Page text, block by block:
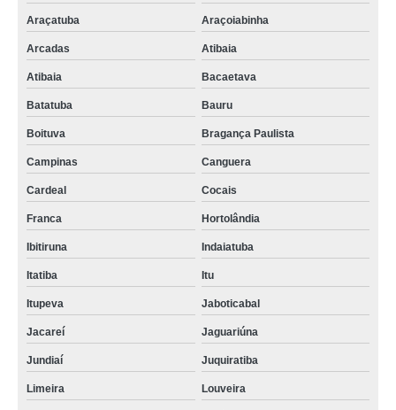
Araçatuba Araçoiabinha
Arcadas Atibaia
Atibaia Bacaetava
Batatuba Bauru
Boituva Bragança Paulista
Campinas Canguera
Cardeal Cocais
Franca Hortolândia
Ibitiruna Indaiatuba
Itatiba Itu
Itupeva Jaboticabal
Jacareí Jaguariúna
Jundiaí Juquiratiba
Limeira Louveira